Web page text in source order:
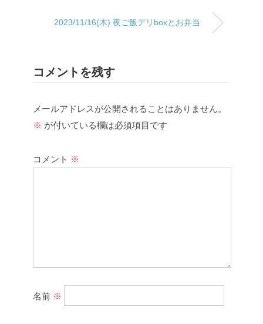
2023/11/16(木) 夜ご飯デリboxとお弁当
コメントを残す
メールアドレスが公開されることはありません。
※ が付いている欄は必須項目です
コメント ※
名前 ※